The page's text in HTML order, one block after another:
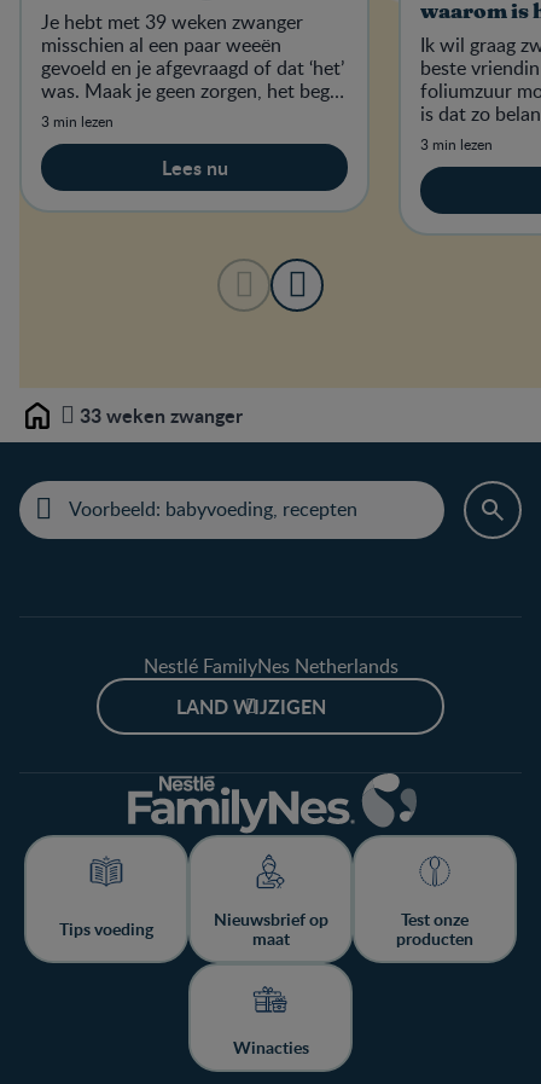
Je hebt met 39 weken zwanger
misschien al een paar weeën
gevoeld en je afgevraagd of dat ‘het’
was. Maak je geen zorgen, het begin
van de weeën zal je echt niet
3 min lezen
Lees nu
waarom is
Ik wil graag
beste
foliumzuur
is dat zo
3 min lezen
Home 33 weken zwanger
Nestlé FamilyNes Netherlands
LAND WIJZIGEN
Tips voeding
Nieuwsbrief op
maat
Test onze
producten
Winacties